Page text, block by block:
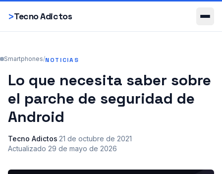
>Tecno Adictos
Smartphones
Smartphones/NOTICIAS
Lo que necesita saber sobre
el parche de seguridad de
Android
Tecno Adictos·21 de octubre de 2021·
Actualizado 29 de mayo de 2026